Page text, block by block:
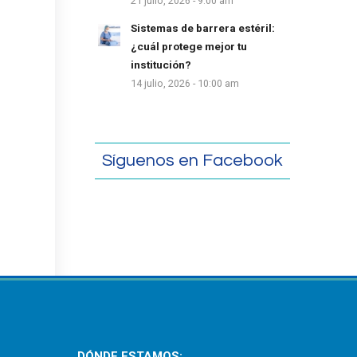
Sistemas de barrera estéril:
¿cuál protege mejor tu
institución?
14 julio, 2026 - 10:00 am
Síguenos en Facebook